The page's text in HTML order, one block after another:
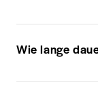
Wie lange